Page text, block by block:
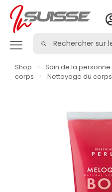
Shop > Soin de la personne
corps
> Nettoyage du corps